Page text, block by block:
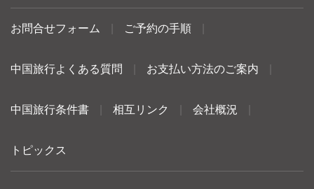
お問合せフォーム ご予約の手順
中国旅行よくある質問 お支払い方法のご案内
中国旅行条件書 相互リンク 会社概況
トピックス